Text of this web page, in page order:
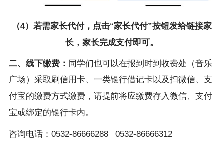
（4）若需家长代付，点击“家长代付”按钮发给链接家
长，家长完成支付即可。
二、线下缴费： 同学们也可以在报到时到收费处（音乐
广场）采取刷信用卡、一类银行借记卡以及扫微信、支
付宝的缴费方式缴费，请提前将应缴费存入微信、支付
宝或绑定的银行卡内。
咨询电话：0532-86666288 0532-86666312